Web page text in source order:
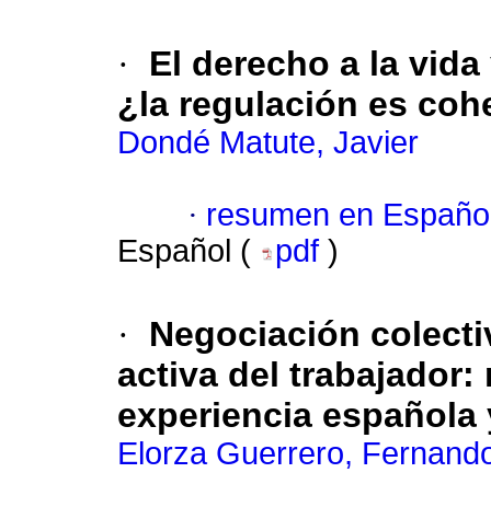
·
El derecho a la
¿la regulación es
Dondé Matute, Javier
· resumen en
Español (
pdf )
·
Negociación
activa del trabajador:
experiencia española
Elorza Guerrero,